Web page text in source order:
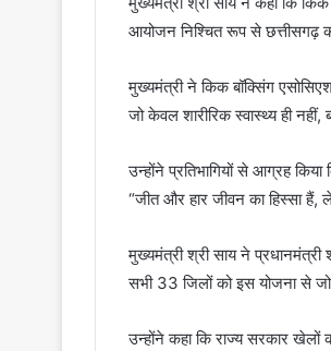
आयोजन निश्चित रूप से छत्तीसगढ़
मुख्यमंत्री ने किक बॉक्सिंग
जो केवल शारीरिक स्वास्थ्य ही
उन्होंने प्रतिभागियों से आग्रह
“जीत और हार जीवन का हिस्सा हैं,
मुख्यमंत्री श्री साय ने प्रधानमंत्री
सभी 33 जिलों को इस योजना से
उन्होंने कहा कि राज्य सरकार खेलों